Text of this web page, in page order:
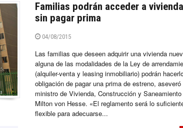
Familias podrán acceder a
sin pagar prima
04/08/2015
Las familias que deseen adquirir una vivienda
alguna de las modalidades de la Ley de
(alquiler-venta y leasing inmobiliario) podrán
obligación de pagar una prima de estreno, aseveró
ministro de Vivienda, Construcción y Saneamiento
Milton von Hesse. «El reglamento será lo
flexible para adecuarse...